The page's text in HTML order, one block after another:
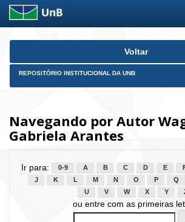
Skip
Voltar
REPOSITÓRIO INSTITUCIONAL DA UNB
Navegando por Autor
Gabriela Arantes
Ir para: 0-9 A B C D E
J
K L M N O P Q
U
V W X Y
ou entre com as primeiras